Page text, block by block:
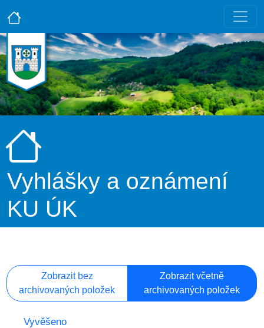
Vyhlášky a oznámení
KU ÚK
Zobrazit bez
archivovaných položek
Zobrazit včetně
archivovaných položek
Vyvěšeno